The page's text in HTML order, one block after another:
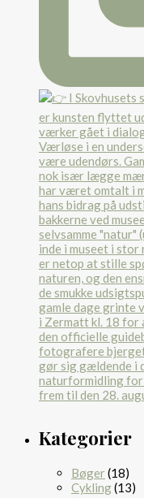
Kategorier
Bøger(18)
Cykling(13)